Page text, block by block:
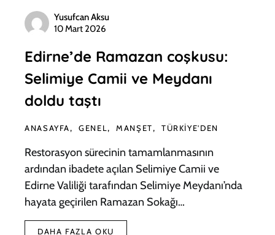
Yusufcan Aksu
10 Mart 2026
Edirne’de Ramazan coşkusu:
Selimiye Camii ve Meydanı
doldu taştı
ANASAYFA GENEL MANŞET TÜRKIYE'DEN
Restorasyon sürecinin tamamlanmasının
ardından ibadete açılan Selimiye Camii ve
Edirne Valiliği tarafından Selimiye Meydanı’nda
hayata geçirilen Ramazan Sokağı…
DAHA FAZLA OKU